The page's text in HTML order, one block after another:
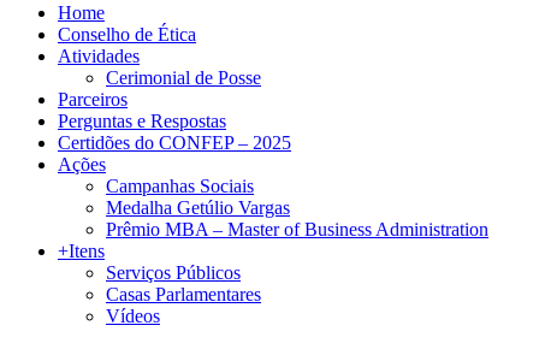
Home
Conselho de Ética
Atividades
Cerimonial de Posse
Parceiros
Perguntas e Respostas
Certidões do CONFEP – 2025
Ações
Campanhas Sociais
Medalha Getúlio Vargas
Prêmio MBA – Master of Business Administration
+Itens
Serviços Públicos
Casas Parlamentares
Vídeos